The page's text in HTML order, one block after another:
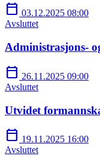
calendar_today 03.12.2025 08:00
Avsluttet
Administrasjons-
calendar_today 26.11.2025 09:00
Avsluttet
Utvidet
calendar_today 19.11.2025 16:00
Avsluttet